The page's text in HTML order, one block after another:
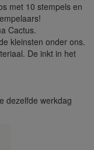
met 10 stempels en
Cactus.
kleinsten onder ons.
De inkt in het
dezelfde werkdag